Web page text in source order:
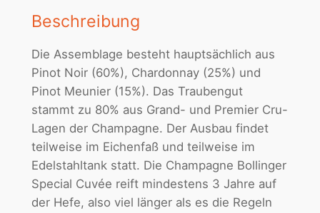
a
g
n
r
t
Beschreibung
Die Assemblage besteht hauptsächlich aus
Pinot Noir (60%), Chardonnay (25%) und
Pinot Meunier (15%). Das Traubengut
stammt zu 80% aus Grand- und Premier Cru-
Lagen der Champagne. Der Ausbau findet
teilweise im Eichenfaß und teilweise im
Edelstahltank statt. Die Champagne Bollinger
Special Cuvée reift mindestens 3 Jahre auf
der Hefe, also viel länger als es die Regeln